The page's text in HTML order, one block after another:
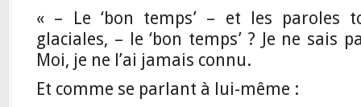
« – Le ‘bon temps’ – et les paroles
glaciales, – le ‘bon temps’ ? Je ne sais
Moi, je ne l’ai jamais connu.
Et comme se parlant à lui-même :